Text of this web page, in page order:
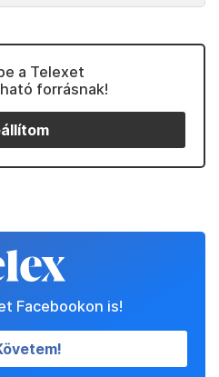
a Telexet
forrásnak!
Facebookon is!